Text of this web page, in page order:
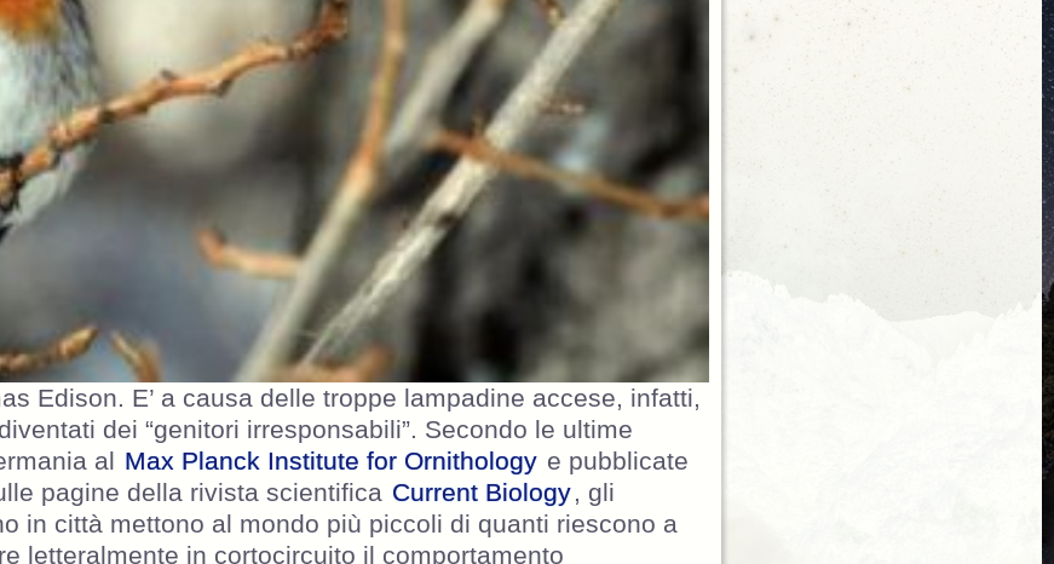
Edison. E’ a causa delle troppe lampadine accese, infatti,
dei “genitori irresponsabili”. Secondo le ultime
al Max Planck Institute for Ornithology e pubblicate
pagine della rivista scientifica Current Biology, gli
in città mettono al mondo più piccoli di quanti riescono a
letteralmente in cortocircuito il comportamento